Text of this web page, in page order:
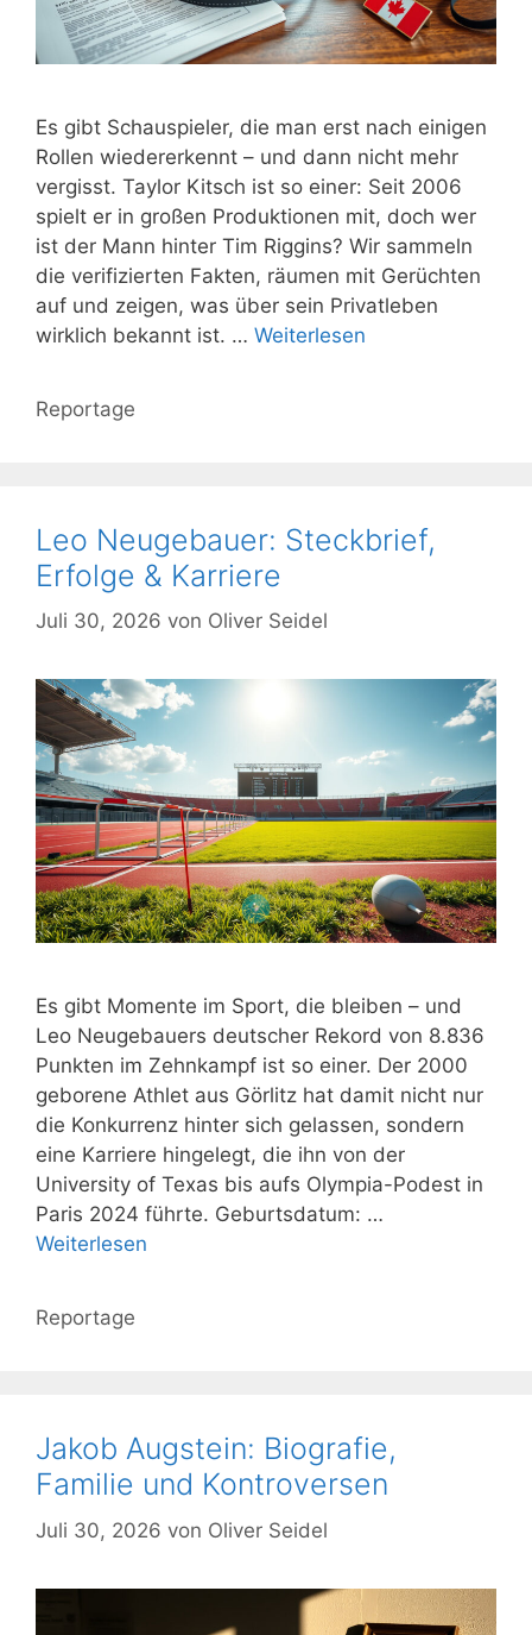
Es gibt Schauspieler, die man erst nach einigen
Rollen wiedererkennt – und dann nicht mehr
vergisst. Taylor Kitsch ist so einer: Seit 2006
spielt er in großen Produktionen mit, doch wer
ist der Mann hinter Tim Riggins? Wir sammeln
die verifizierten Fakten, räumen mit Gerüchten
auf und zeigen, was über sein Privatleben
wirklich bekannt ist. … Weiterlesen
Kategorien
Reportage
Leo Neugebauer: Steckbrief,
Erfolge & Karriere
Juli 30, 2026 von Oliver Seidel
Es gibt Momente im Sport, die bleiben – und
Leo Neugebauers deutscher Rekord von 8.836
Punkten im Zehnkampf ist so einer. Der 2000
geborene Athlet aus Görlitz hat damit nicht nur
die Konkurrenz hinter sich gelassen, sondern
eine Karriere hingelegt, die ihn von der
University of Texas bis aufs Olympia-Podest in
Paris 2024 führte. Geburtsdatum: …
Weiterlesen
Kategorien
Reportage
Jakob Augstein: Biografie,
Familie und Kontroversen
Juli 30, 2026 von Oliver Seidel